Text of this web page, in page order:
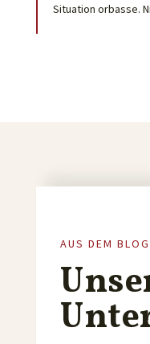
Situation orbasse.
AUS DEM BLOG